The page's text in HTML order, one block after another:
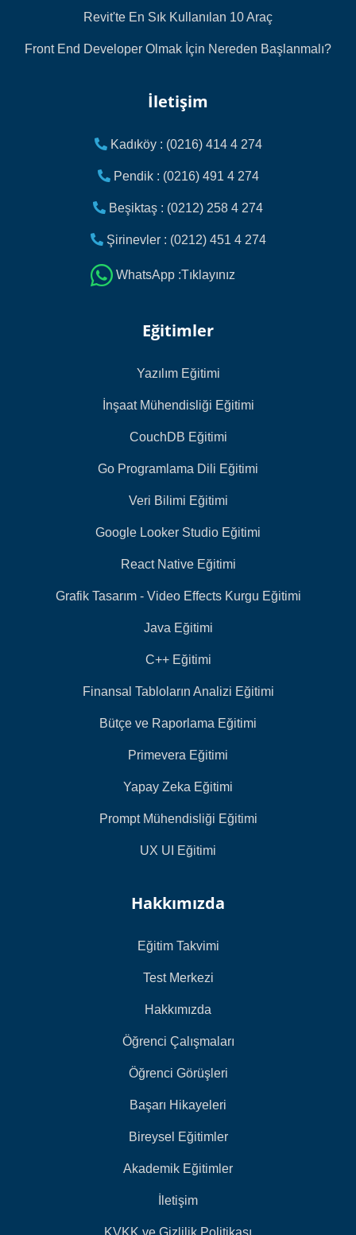
Revit'te En Sık Kullanılan 10 Araç
Front End Developer Olmak İçin Nereden Başlanmalı?
İletişim
Kadıköy : (0216) 414 4 274
Pendik : (0216) 491 4 274
Beşiktaş : (0212) 258 4 274
Şirinevler : (0212) 451 4 274
WhatsApp :Tıklayınız
Eğitimler
Yazılım Eğitimi
İnşaat Mühendisliği Eğitimi
CouchDB Eğitimi
Go Programlama Dili Eğitimi
Veri Bilimi Eğitimi
Google Looker Studio Eğitimi
React Native Eğitimi
Grafik Tasarım - Video Effects Kurgu Eğitimi
Java Eğitimi
C++ Eğitimi
Finansal Tabloların Analizi Eğitimi
Bütçe ve Raporlama Eğitimi
Primevera Eğitimi
Yapay Zeka Eğitimi
Prompt Mühendisliği Eğitimi
UX UI Eğitimi
Hakkımızda
Eğitim Takvimi
Test Merkezi
Hakkımızda
Öğrenci Çalışmaları
Öğrenci Görüşleri
Başarı Hikayeleri
Bireysel Eğitimler
Akademik Eğitimler
İletişim
KVKK ve Gizlilik Politikası